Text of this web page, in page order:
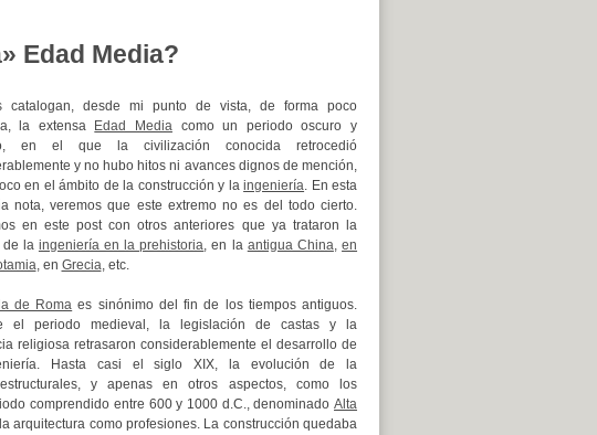
Edad Media?
catalogan, desde mi punto de vista, de forma poco
la extensa
Edad Mediacomo un periodo oscuro y
en el que la civilización conocida retrocedió
y no hubo hitos ni avances dignos de mención,
en el ámbito de la construcción y laingeniería. En esta
nota, veremos que este extremo no es del todo cierto.
en este post con otros anteriores que ya trataron la
de la ingeniería en la prehistoria, en la antigua China,en
, en Grecia, etc.
de Roma es sinónimo del fin de los tiempos antiguos.
el periodo medieval, la legislación de castas y la
religiosa retrasaron considerablemente el desarrollo de
Hasta casi el siglo XIX, la evolución de la
y apenas en otros aspectos, como los
comprendido entre 600 y 1000 d.C., denominadoAlta
arquitectura como profesiones. La construcción quedaba